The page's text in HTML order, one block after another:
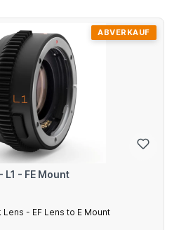
- FE Mount
- EF Lens to E Mount
ABVERKAUF